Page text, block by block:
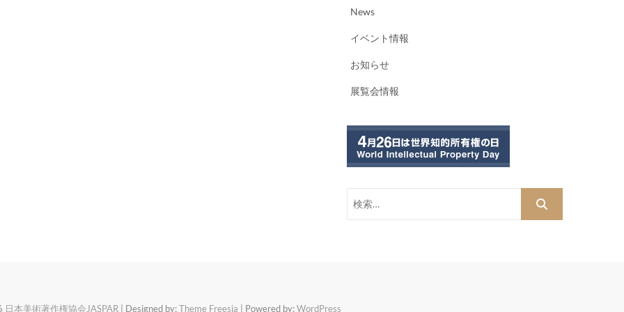
News
イベント情報
お知らせ
展覧会情報
日本美術著作権協会JASPAR| Designed by:Theme Freesia | Powered by:WordPress